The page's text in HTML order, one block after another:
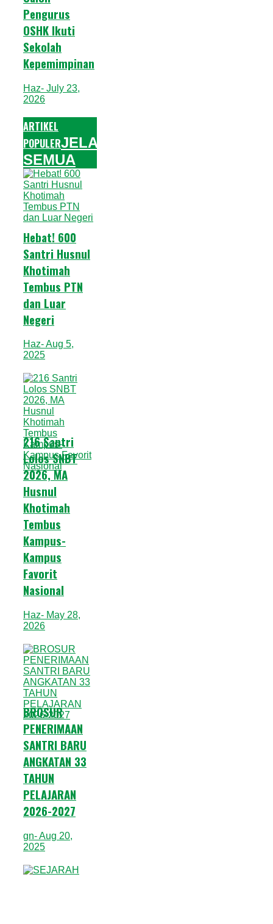
Pengurus
OSHK Ikuti
Sekolah
Kepemimpinan
Haz- July 23,
2026
ARTIKEL
POPULERJELAJAHI
SEMUA
Hebat! 600
Santri Husnul
Khotimah
Tembus PTN
dan Luar
Negeri
Haz- Aug 5,
2025
216 Santri
Lolos SNBT
2026, MA
Husnul
Khotimah
Tembus
Kampus-
Kampus
Favorit
Nasional
Haz- May 28,
2026
BROSUR
PENERIMAAN
SANTRI BARU
ANGKATAN 33
TAHUN
PELAJARAN
2026-2027
gn- Aug 20,
2025